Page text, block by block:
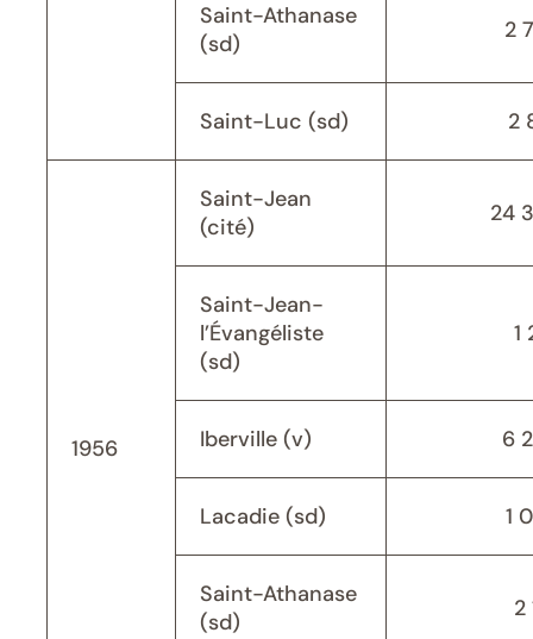
Saint-Athanase
(sd)
2
Saint-Luc (sd) 2
1956
Saint-Jean
(cité)
24
Saint-Jean-
l’Évangéliste
(sd)
1
Iberville (v) 6
Lacadie (sd) 1
Saint-Athanase
(sd)
2